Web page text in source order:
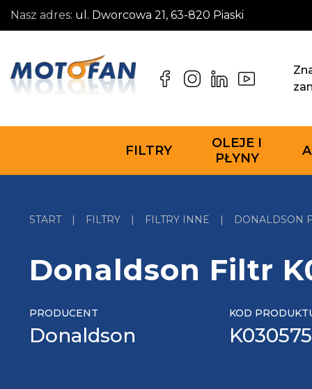
Nasz adres: ul. Dworcowa 21, 63-820 Piaski
FILTRY
OLEJE I
PŁYNY
START | FILTRY | FILTRY INNE | DONALDSON
Donaldson Filtr
PRODUCENT
Donaldson
KOD
K030575